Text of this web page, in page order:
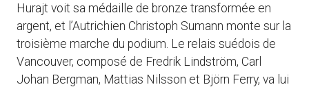
Hurajt voit sa médaille de bronze transformée en
argent, et l’Autrichien Christoph Sumann monte sur la
troisième marche du podium. Le relais suédois de
Vancouver, composé de Fredrik Lindström, Carl
Johan Bergman, Mattias Nilsson et Björn Ferry, va lui